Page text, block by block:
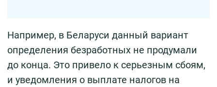
Например, в Беларуси данный вариант
определения безработных не продумали
до конца. Это привело к серьезным сбоям,
и уведомления о выплате налогов на